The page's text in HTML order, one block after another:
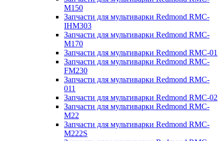
M150
Запчасти для мультиварки Redmond RMC-
IHM303
Запчасти для мультиварки Redmond RMC-
M170
Запчасти для мультиварки Redmond RMC-01
Запчасти для мультиварки Redmond RMC-
FM230
Запчасти для мультиварки Redmond RMC-
011
Запчасти для мультиварки Redmond RMC-02
Запчасти для мультиварки Redmond RMC-
M22
Запчасти для мультиварки Redmond RMC-
M222S